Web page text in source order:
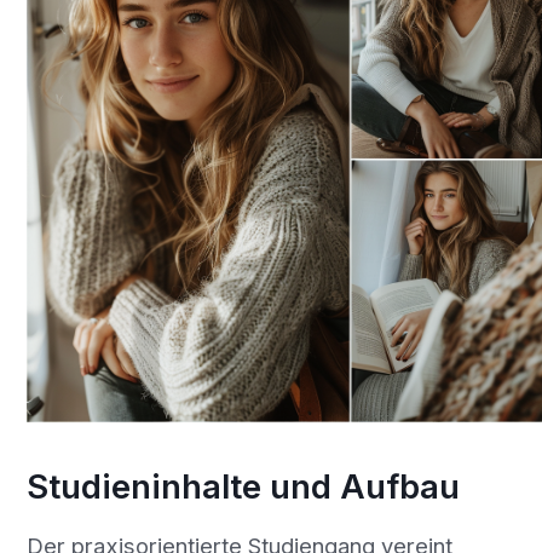
Studieninhalte und Aufbau
Der praxisorientierte Studiengang vereint